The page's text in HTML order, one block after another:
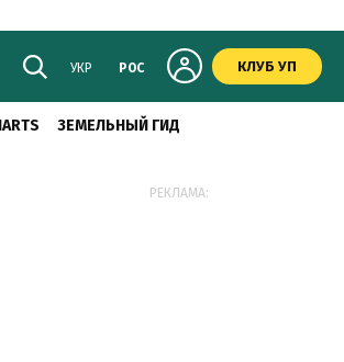
УКР РОС КЛУБ УП
ЗЕМЕЛЬНЫЙ ГИД
РЕКЛАМА: